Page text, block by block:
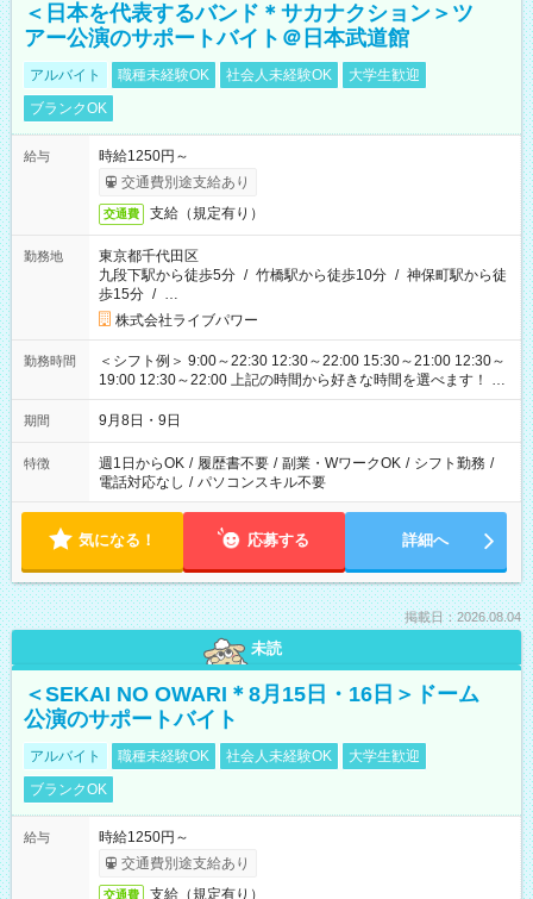
＜日本を代表するバンド＊サカナクション＞ツ
アー公演のサポートバイト＠日本武道館
アルバイト 職種未経験OK 社会人未経験OK
大学生歓迎
ブランクOK
給与
時給1250円～
交通費別途支給あり
交通費 支給（規定有り）
勤務地
東京都千代田区
九段下駅から徒歩5分 / 竹橋駅から徒歩10分 / 神保町駅から徒
歩15分 / …
株式会社ライブパワー
勤務時間
＜シフト例＞ 9:00～22:30 12:30～22:00 15:30～21:00 12:30～
19:00 12:30～22:00 上記の時間から好きな時間を選べます！ ※
時間は変更となる可能性があります
期間 9月8日・9日
特徴 週1日からOK / 履歴書不要 / 副業・WワークOK / シフト勤務 /
電話対応なし / パソコンスキル不要
気になる！ 応募する 詳細へ
掲載日：2026.08.04
未読
＜SEKAI NO OWARI＊8月15日・16日＞ドーム
公演のサポートバイト
アルバイト 職種未経験OK 社会人未経験OK
大学生歓迎
ブランクOK
給与
時給1250円～
交通費別途支給あり
交通費 支給（規定有り）